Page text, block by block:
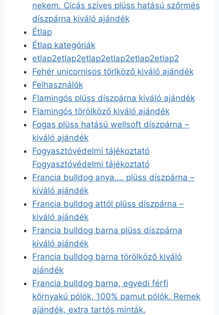
nekem. Cicás szíves plüss hatású szőrmés
díszpárna kiváló ajándék
Étlap
Étlap kategóriák
etlap2etlap2etlap2etlap2etlap2etlap2
Fehér unicornisos törlköző kiváló ajándék
Felhasználók
Flamingós plüss díszpárna kiváló ajándék
Flamingós törölköző kiváló ajándék
Fogas plüss hatású wellsoft díszpárna –
kiváló ajándék
Fogyasztóvédelmi tájékoztató
Fogyasztóvédelmi tájékoztató
Francia bulldog anya…. plüss díszpárna –
kiváló ajándék
Francia bulldog attól plüss díszpárna –
kiváló ajándék
Francia bulldog barna plüss díszpárna
kiváló ajándék
Francia bulldog barna törölköző kiváló
ajándék
Francia bulldog barna, egyedi férfi
környakú pólók, 100% pamut pólók. Remek
ajándék, extra tartós minták.